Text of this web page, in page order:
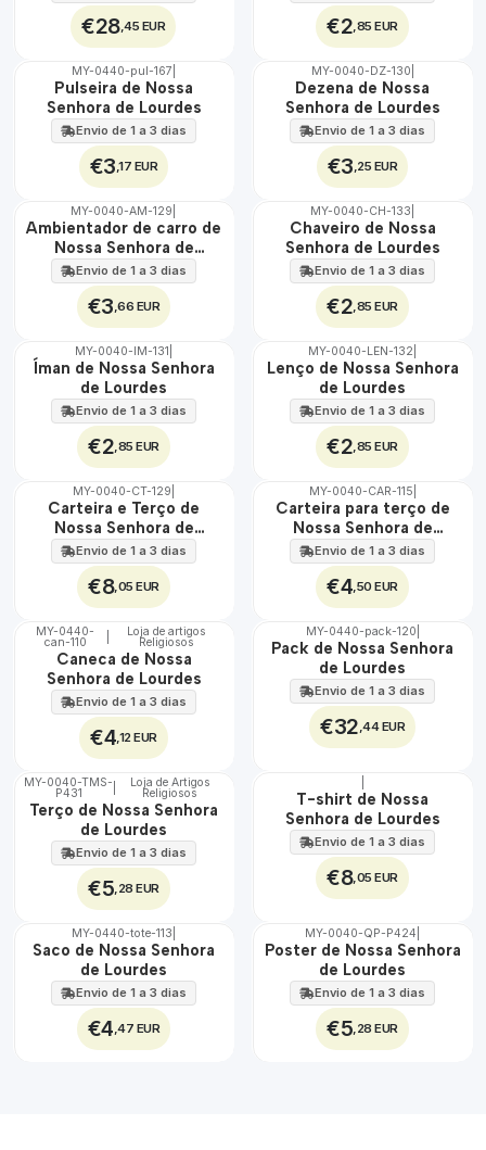
€28,45 EUR €2 ,85 EUR
🇵🇹
100%
MY-0440-pul-167
Pulseira de Nossa
Senhora de Lourdes
Envio de 1 a 3 dias
€3 ,17 EUR
🇵🇹
100%
MY-0040-DZ-130
Dezena de Nossa
Senhora de Lourdes
Envio de 1 a 3 dias
€3 ,25 EUR
🇵🇹
100%
MY-0040-AM-129
Ambientador de carro de
Nossa Senhora de
Lourdes
Envio de 1 a 3 dias
€3 ,66 EUR
🇵🇹
100%
MY-0040-CH-133
Chaveiro de Nossa
Senhora de Lourdes
Envio de 1 a 3 dias
€2 ,85 EUR
🇵🇹
MY-0040-IM-131
Íman de Nossa Senhora
de Lourdes
Envio de 1 a 3 dias
€2 ,85 EUR
🇵🇹
100%
MY-0040-LEN-132
Lenço de Nossa Senhora
de Lourdes
Envio de 1 a 3 dias
€2 ,85 EUR
🇵🇹
100%
MY-0040-CT-129
Carteira e Terço de
Nossa Senhora de
Lourdes
Envio de 1 a 3 dias
€8,05 EUR
🇵🇹
100%
MY-0040-CAR-115
Carteira para terço de
Nossa Senhora de
Lourdes
Envio de 1 a 3 dias
€4 ,50 EUR
🇵🇹
100%
MY-0440-
can-110
Loja de artigos
Religiosos
Caneca de Nossa
Senhora de Lourdes
Envio de 1 a 3 dias
€4,12 EUR
🇵🇹
MY-0440-pack-120
Pack de Nossa Senhora
de Lourdes
Envio de 1 a 3 dias
€32 ,44 EUR
🇵🇹
100%
MY-0040-TMS-
P431
Loja de Artigos
Religiosos
Terço de Nossa Senhora
de Lourdes
Envio de 1 a 3 dias
€5 ,28 EUR
🇵🇹
100%
T-shirt de Nossa
Senhora de Lourdes
Envio de 1 a 3 dias
€8,05 EUR
🇵🇹
MY-0440-tote-113
Saco de Nossa Senhora
de Lourdes
Envio de 1 a 3 dias
€4 ,47 EUR
🇵🇹
MY-0040-QP-P424
Poster de Nossa Senhora
de Lourdes
Envio de 1 a 3 dias
€5 ,28 EUR